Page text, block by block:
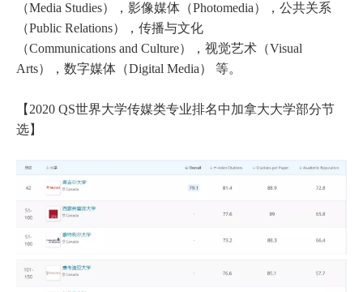
（Media Studies），影像媒体（Photomedia），公共关系
（Public Relations），传播与文化
（Communications and Culture），视觉艺术（Visual
Arts），数字媒体（Digital Media） 等。
【2020 QS世界大学传媒类专业排名中加拿大大学部分节
选】